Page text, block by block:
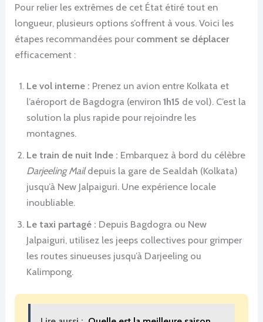
Pour relier les extrêmes de cet État étiré tout en
longueur, plusieurs options s’offrent à vous. Voici les
étapes recommandées pour comment se déplacer
efficacement :
Le vol interne : Prenez un avion entre Kolkata et
l’aéroport de Bagdogra (environ1h15 de vol). C’est la
solution la plus rapide pour rejoindre les
montagnes.
Le train de nuit Inde : Embarquez à bord du célèbre
Darjeeling Maildepuis la gare de Sealdah (Kolkata)
jusqu’à New Jalpaiguri. Une expérience locale
inoubliable.
Le taxi partagé : Depuis Bagdogra ou New
Jalpaiguri, utilisez les jeeps collectives pour grimper
les routes sinueuses jusqu’à Darjeeling ou
Kalimpong.